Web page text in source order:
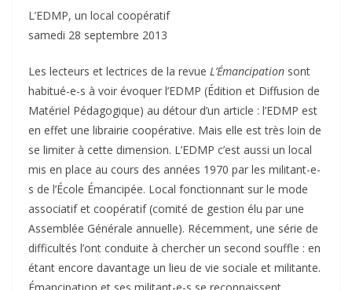
L’EDMP, un local coopératif
samedi 28 septembre 2013
Les lecteurs et lectrices de la revue L’Émancipation sont
habitué-e-s à voir évoquer l’EDMP (Édition et Diffusion de
Matériel Pédagogique) au détour d’un article : l’EDMP est
en effet une librairie coopérative. Mais elle est très loin de
se limiter à cette dimension. L’EDMP c’est aussi un local
mis en place au cours des années 1970 par les militant-e-
s de l’École Émancipée. Local fonctionnant sur le mode
associatif et coopératif (comité de gestion élu par une
Assemblée Générale annuelle). Récemment, une série de
difficultés l’ont conduite à chercher un second souffle : en
étant encore davantage un lieu de vie sociale et militante.